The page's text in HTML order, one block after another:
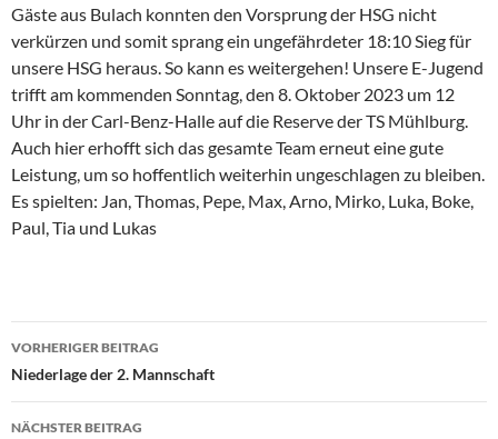
Gäste aus Bulach konnten den Vorsprung der HSG nicht
verkürzen und somit sprang ein ungefährdeter 18:10 Sieg für
unsere HSG heraus. So kann es weitergehen! Unsere E-Jugend
trifft am kommenden Sonntag, den 8. Oktober 2023 um 12
Uhr in der Carl-Benz-Halle auf die Reserve der TS Mühlburg.
Auch hier erhofft sich das gesamte Team erneut eine gute
Leistung, um so hoffentlich weiterhin ungeschlagen zu bleiben.
Es spielten: Jan, Thomas, Pepe, Max, Arno, Mirko, Luka, Boke,
Paul, Tia und Lukas
Beitragsnavigation
VORHERIGER BEITRAG
Niederlage der 2. Mannschaft
NÄCHSTER BEITRAG